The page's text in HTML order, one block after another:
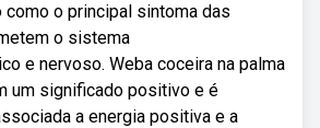
como o principal sintoma das
o sistema
e nervoso. Weba coceira na palma
um significado positivo e é
a energia positiva e a